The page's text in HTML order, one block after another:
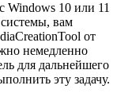
Windows 10 или 11
вам
от
немедленно
для дальнейшего
эту задачу.